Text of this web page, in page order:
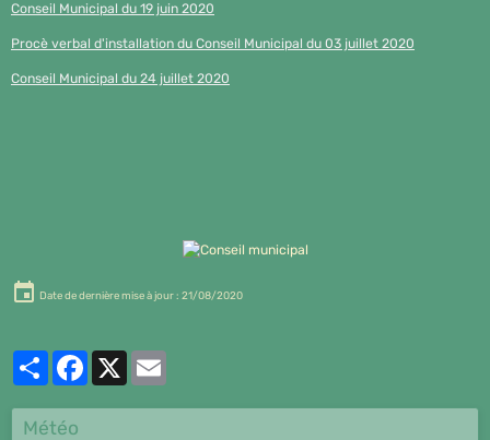
Conseil Municipal du 19 juin 2020
Procè verbal d'installation du Conseil Municipal du 03 juillet 2020
Conseil Municipal du 24 juillet 2020
Date de dernière mise à jour : 21/08/2020
PartagerFacebook
Météo